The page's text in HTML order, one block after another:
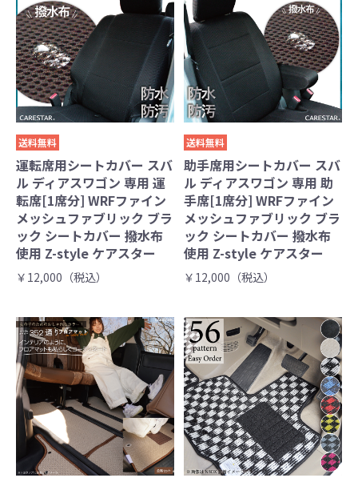
送料無料
運転席用シートカバー スバ
ル ディアスワゴン 専用 運
転席[1席分] WRFファイン
メッシュファブリック ブラ
ック シートカバー 撥水布
使用 Z-style ケアスター
￥12,000（税込）
送料無料
助手席用シートカバー スバ
ル ディアスワゴン 専用 助
手席[1席分] WRFファイン
メッシュファブリック ブラ
ック シートカバー 撥水布
使用 Z-style ケアスター
￥12,000（税込）